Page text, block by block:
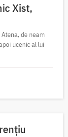
Xist,
de neam
ucenic al lui